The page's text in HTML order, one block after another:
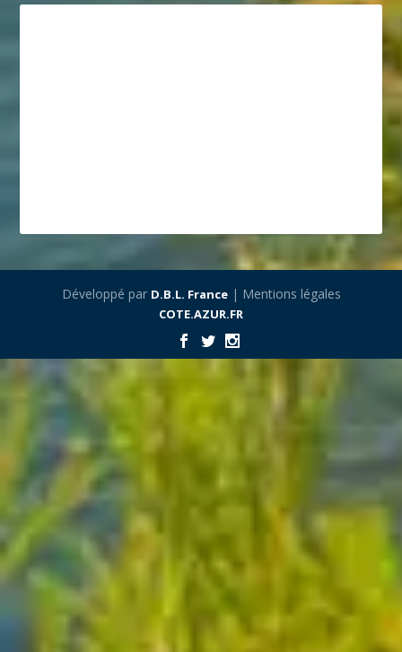
Développé par D.B.L. France| Mentions légales
COTE.AZUR.FR